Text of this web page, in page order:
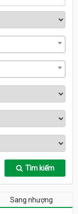
Tìm kiếm
Sang nhượng